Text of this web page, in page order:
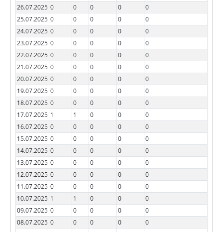
26.07.2025 0 0 0 0
0
25.07.2025 0 0 0 0
0
24.07.2025 0 0 0 0
0
23.07.2025 0 0 0 0
0
22.07.2025 0 0 0 0
0
21.07.2025 0 0 0 0
0
20.07.2025 0 0 0 0
0
19.07.2025 0 0 0 0
0
18.07.2025 0 0 0 0
0
17.07.2025 1 1 0 0
0
16.07.2025 0 0 0 0
0
15.07.2025 0 0 0 0
0
14.07.2025 0 0 0 0
0
13.07.2025 0 0 0 0
0
12.07.2025 0 0 0 0
0
11.07.2025 0 0 0 0
0
10.07.2025 1 1 0 0
0
09.07.2025 0 0 0 0
0
08.07.2025 0 0 0 0
0